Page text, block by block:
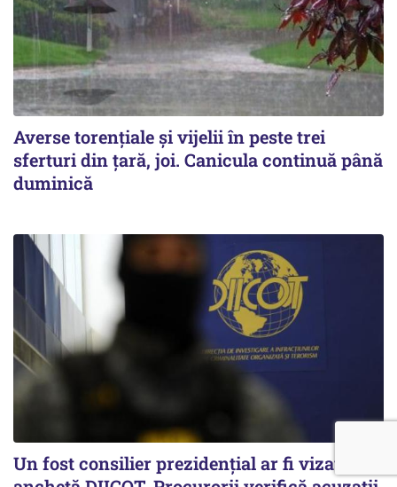
Averse torențiale și vijelii în peste trei
sferturi din țară, joi. Canicula continuă până
duminică
Un fost consilier prezidențial ar fi vizat de o